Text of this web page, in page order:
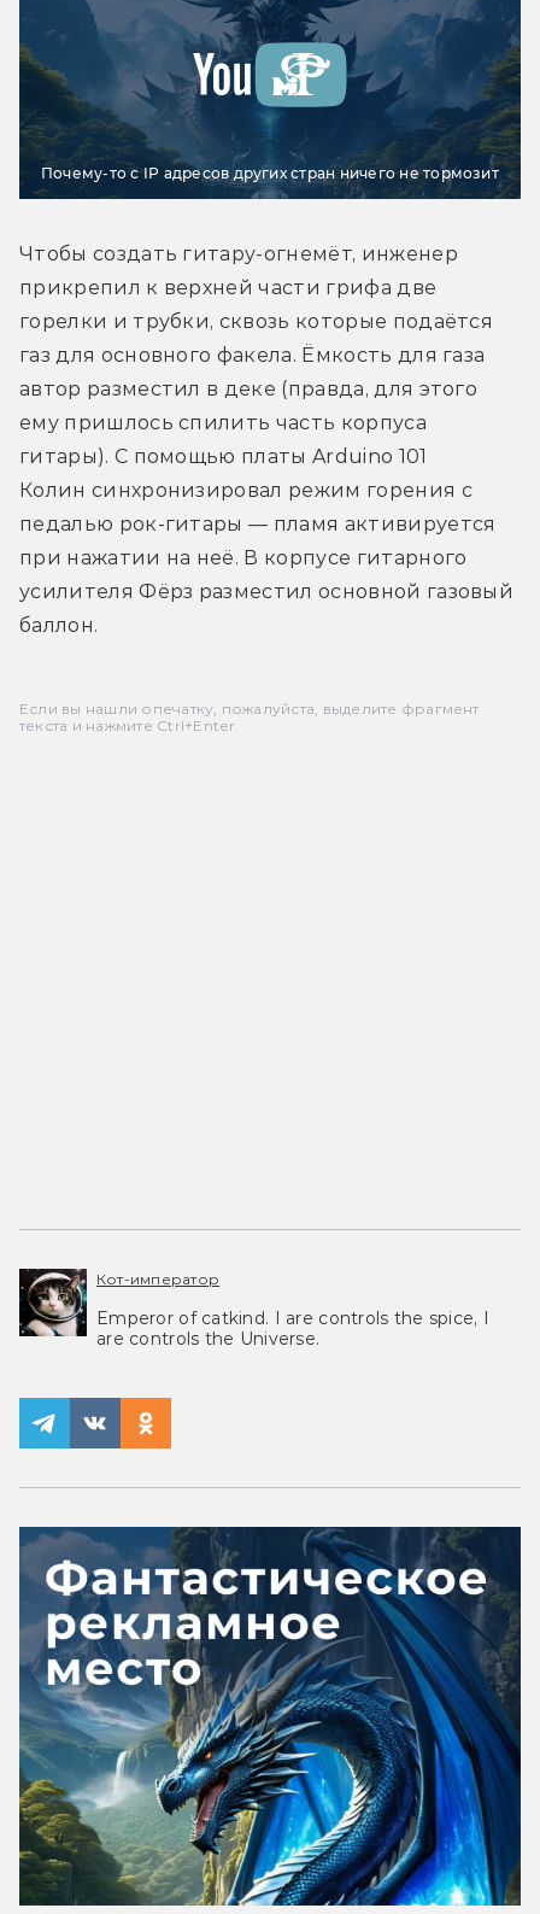
Почему-то с IP адресов других стран ничего не тормозит
Чтобы создать гитару-огнемёт, инженер
прикрепил к верхней части грифа две
горелки и трубки, сквозь которые подаётся
газ для основного факела. Ёмкость для газа
автор разместил в деке (правда, для этого
ему пришлось спилить часть корпуса
гитары). С помощью платы Arduino 101
Колин синхронизировал режим горения с
педалью рок-гитары — пламя активируется
при нажатии на неё. В корпусе гитарного
усилителя Фёрз разместил основной газовый
баллон.
Если вы нашли опечатку, пожалуйста, выделите фрагмент
текста и нажмите Ctrl+Enter.
Кот-император
Emperor of catkind. I are controls the spice, I
are controls the Universe.